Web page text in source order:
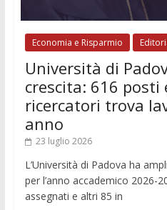
Economia e Risparmio
Università di
crescita: 616 posti
ricercatori trova
anno
23 luglio 2026
L’Università di Padova ha
per l’anno accademico 2026-
assegnati e altri 85 in